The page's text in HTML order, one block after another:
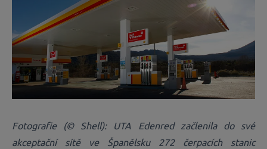
Fotografie (© Shell): UTA Edenred začlenila do své
akceptační sítě ve Španělsku 272 čerpacích stanic